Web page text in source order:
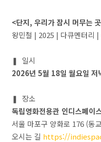
<단지, 우리가 잠시 머무
왕민철 | 2025 | 다큐멘터리 |
❚ 일시
2026년 5월 18일 월요일 저
❚ 장소
독립영화전용관 인디스페이
서울 마포구 양화로 176 (동
오시는 길 https://